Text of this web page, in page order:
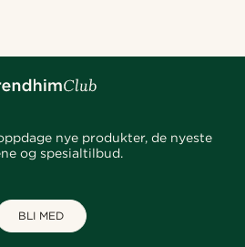
nye produkter, de nyeste
og spesialtilbud.
BLI MED